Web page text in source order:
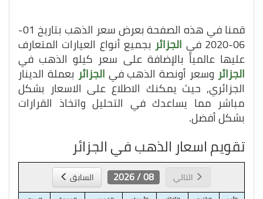
قمنا في هذه الصفحة بعرض سعر الذهب بتاريخ 01-
06-2020 في الجزائربجميع أنواع العيارات المتعارف
عليها عالمياً بالإضافة على سعر كيلو الذهب في
الجزائروسعر أونصة الذهب في الجزائر بعملة الدينار
الجزائري, حيث يمكنك الاطلاع على الاسعار بشكل
مباشر مما يساعدك في التحليل واتخاذ القرارات
بشكل أفضل.
تقويم اسعار الذهب في الجزائر
التالي 08 / 2026 السابق